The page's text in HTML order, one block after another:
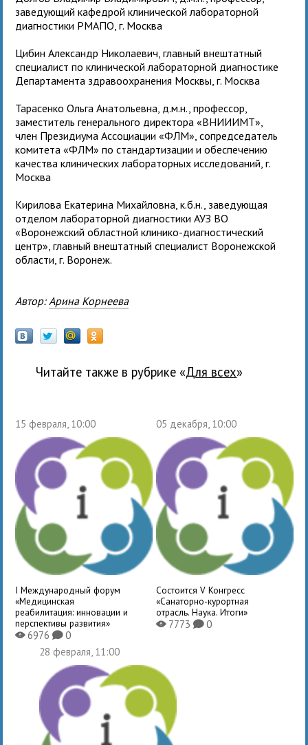
заведующий кафедрой клинической лабораторной
диагностики РМАПО, г. Москва
Цибин Александр Николаевич , главный внештатный
специалист по клинической лабораторной диагностике
Департамента здравоохранения Москвы, г. Москва
Тарасенко Ольга Анатольевна , д.м.н., профессор,
заместитель генерального директора «ВНИИИМТ»,
член Президиума Ассоциации «ФЛМ», сопредседатель
комитета «ФЛМ» по стандартизации и обеспечению
качества клинических лабораторных исследований, г.
Москва
Кирилова Екатерина Михайловна ,к.б.н., заведующая
отделом лабораторной диагностики АУЗ ВО
«Воронежский областной клинико-диагностический
центр», главный внештатный специалист Воронежской
области, г. Воронеж.
Автор: Арина Корнеева
Читайте также в рубрике « для всех»
15 февраля, 10:00
I Международный форум
«Медицинская
реабилитация: инновации и
перспективы развития»
X6976K0
05 декабря, 10:00
Состоится V Конгресс
«Санаторно-курортная
отрасль. Наука. Итоги»
X7773 K0
28 февраля, 11:00